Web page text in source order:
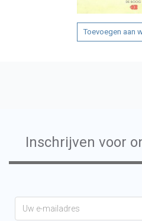
Toevoegen aan
Inschrijven voor